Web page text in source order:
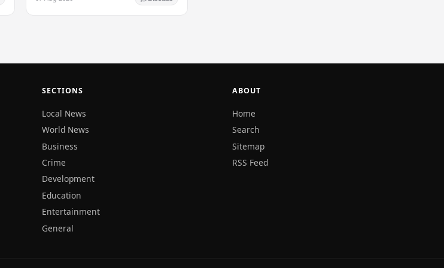
පත්‍රයේ තීරණාත්මක පියවරක් තබමින්,…
SECTIONS
Local News
World News
Business
Crime
Development
Education
Entertainment
General
ABOUT
Home
Search
Sitemap
RSS Feed